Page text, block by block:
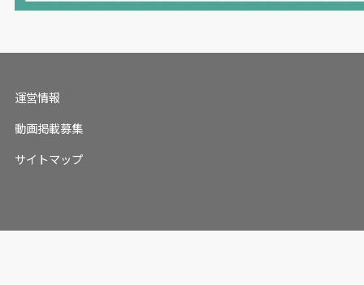
運営情報
動画掲載募集
サイトマップ